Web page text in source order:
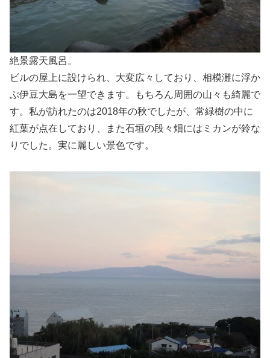
絶景露天風呂。
ビルの屋上に設けられ、大変広々しており、相模灘に浮か
ぶ伊豆大島を一望できます。もちろん周囲の山々も綺麗で
す。私が訪れたのは2018年の秋でしたが、常緑樹の中に
紅葉が点在しており、また石垣の段々畑にはミカンが鈴な
りでした。実に麗しい景色です。